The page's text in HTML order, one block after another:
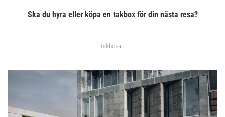
Ska du hyra eller köpa en takbox för din nästa resa?
Takboxar